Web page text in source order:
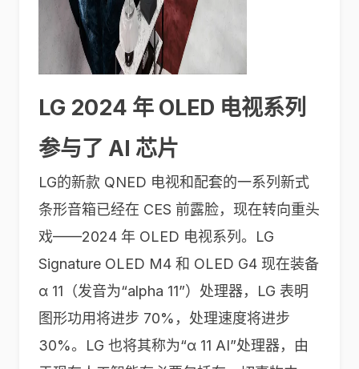
LG 2024 年 OLED 电视系列
参与了 AI 芯片
LG的新款 QNED 电视和配套的一系列新式
条形音箱已经在 CES 前露脸，现在转向重头
戏——2024 年 OLED 电视系列。LG
Signature OLED M4 和 OLED G4 现在装备
α 11（发音为“alpha 11”）处理器，LG 表明
图形功用将进步 70%，处理速度将进步
30%。LG 也将其称为“α 11 AI”处理器，由